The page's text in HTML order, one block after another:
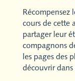
Récompensez
cours de cette
partager leur
compagnons
les pages des
découvrir dans